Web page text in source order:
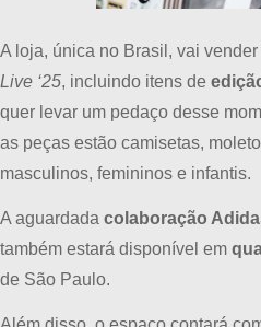
A loja, única no Brasil, vai
Live ‘25, incluindo itens de
quer levar um pedaço desse
as peças estão camisetas,
masculinos, femininos e infantis.
A aguardada colaboração
também estará disponível em
de São Paulo.